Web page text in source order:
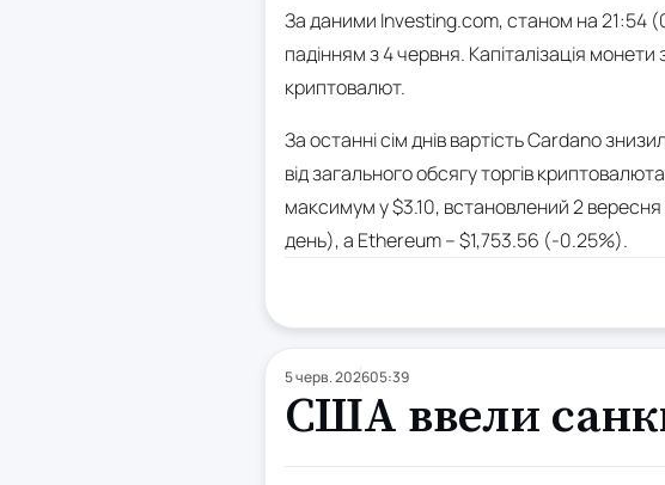
За даними Investing.com, станом на 21:54
падінням з 4 червня. Капіталізація
криптовалют.
За останні сім днів вартість Cardano
від загального обсягу торгів
максимум у $3.10, встановлений 2 вересня
день), а Ethereum – $1,753.56 (-0.25%).
5 черв. 202605:39
США ввели